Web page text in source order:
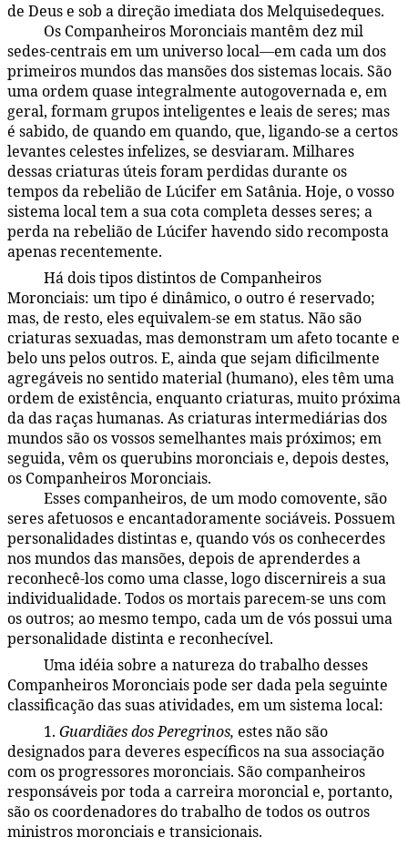
de Deus e sob a direção imediata dos Melquisedeques.
Os Companheiros Moronciais mantêm dez mil
sedes-centrais em um universo local—em cada um dos
primeiros mundos das mansões dos sistemas locais. São
uma ordem quase integralmente autogovernada e, em
geral, formam grupos inteligentes e leais de seres; mas
é sabido, de quando em quando, que, ligando-se a certos
levantes celestes infelizes, se desviaram. Milhares
dessas criaturas úteis foram perdidas durante os
tempos da rebelião de Lúcifer em Satânia. Hoje, o vosso
sistema local tem a sua cota completa desses seres; a
perda na rebelião de Lúcifer havendo sido recomposta
apenas recentemente.
Há dois tipos distintos de Companheiros
Moronciais: um tipo é dinâmico, o outro é reservado;
mas, de resto, eles equivalem-se em status. Não são
criaturas sexuadas, mas demonstram um afeto tocante e
belo uns pelos outros. E, ainda que sejam dificilmente
agregáveis no sentido material (humano), eles têm uma
ordem de existência, enquanto criaturas, muito próxima
da das raças humanas. As criaturas intermediárias dos
mundos são os vossos semelhantes mais próximos; em
seguida, vêm os querubins moronciais e, depois destes,
os Companheiros Moronciais.
Esses companheiros, de um modo comovente, são
seres afetuosos e encantadoramente sociáveis. Possuem
personalidades distintas e, quando vós os conhecerdes
nos mundos das mansões, depois de aprenderdes a
reconhecê-los como uma classe, logo discernireis a sua
individualidade. Todos os mortais parecem-se uns com
os outros; ao mesmo tempo, cada um de vós possui uma
personalidade distinta e reconhecível.
Uma idéia sobre a natureza do trabalho desses
Companheiros Moronciais pode ser dada pela seguinte
classificação das suas atividades, em um sistema local:
1. Guardiães dos Peregrinos, estes não são
designados para deveres específicos na sua associação
com os progressores moronciais. São companheiros
responsáveis por toda a carreira moroncial e, portanto,
são os coordenadores do trabalho de todos os outros
ministros moronciais e transicionais.